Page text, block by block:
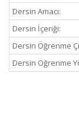
Dersin Amacı:
Dersin İçeriği:
Dersin Öğrenme
Dersin Öğrenme